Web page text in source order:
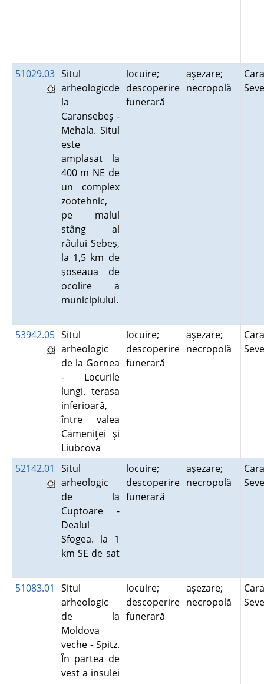
51029.03 Situl
arheologicde
la
Caransebeş -
Mehala. Situl
este
amplasat la
400 m NE de
un complex
zootehnic,
pe malul
stâng al
râului Sebeş,
la 1,5 km de
şoseaua de
ocolire a
municipiului.
locuire;
descoperire
funerară
aşezare;
necropolă
53942.05 Situl
arheologic
de la Gornea
- Locurile
lungi. terasa
inferioară,
între valea
Cameniţei şi
Liubcova
locuire;
descoperire
funerară
aşezare;
necropolă
52142.01
Situl
arheologic
de la
Cuptoare -
Dealul
Sfogea. la 1
km SE de sat
locuire;
descoperire
funerară
aşezare;
necropolă
51083.01
Situl
arheologic
de la
Moldova
veche - Spitz.
În partea de
vest a insulei
locuire;
descoperire
funerară
aşezare;
necropolă